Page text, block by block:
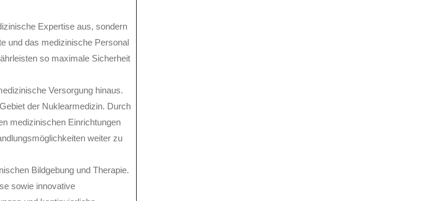
Expertise aus, sondern
und das medizinische Personal
so maximale Sicherheit
Versorgung hinaus.
der Nuklearmedizin. Durch
medizinischen Einrichtungen
weiter zu
Bildgebung und Therapie.
sowie innovative